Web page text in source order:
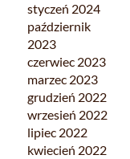
styczeń 2024
październik
2023
czerwiec 2023
marzec 2023
grudzień 2022
wrzesień 2022
lipiec 2022
kwiecień 2022